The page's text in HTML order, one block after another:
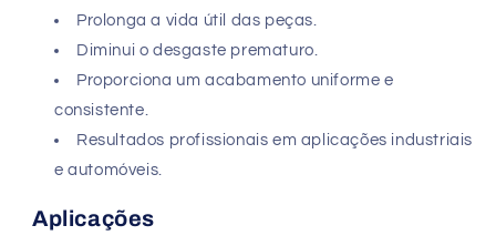
Prolonga a vida útil das peças.
Diminui o desgaste prematuro.
Proporciona um acabamento uniforme e
consistente.
Resultados profissionais em aplicações industriais
e automóveis.
Aplicações